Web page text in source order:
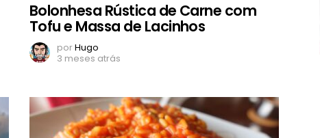
Bolonhesa Rústica de Carne com
Tofu e Massa de Lacinhos
porHugo
3 meses atrás